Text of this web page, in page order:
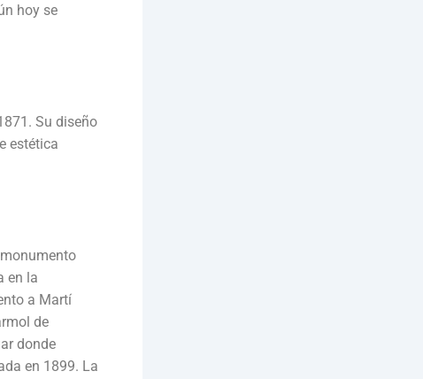
hoy se
Su diseño
estética
en la
a Martí
de
donde
en 1899. La